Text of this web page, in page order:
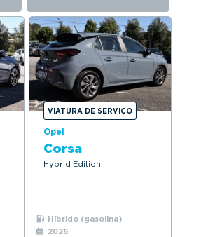
VIATURA DE SERVIÇO
Opel
Corsa
Hybrid Edition
Híbrido (gasolina)
2026